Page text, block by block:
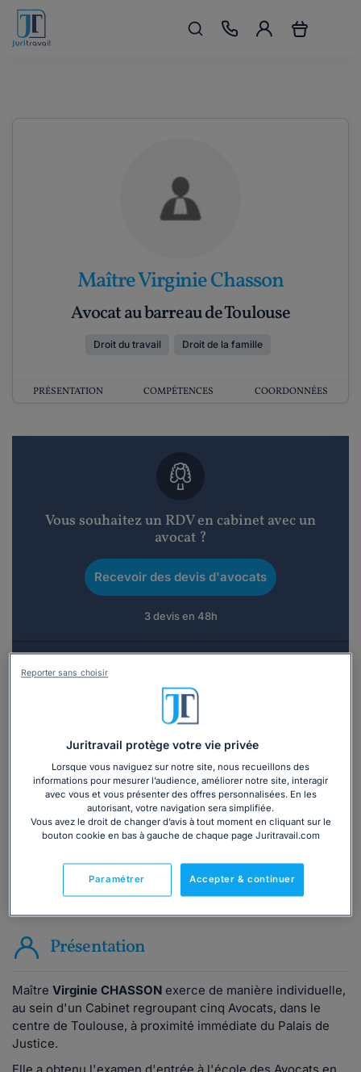
Maître Virginie Chasson
Avocat au barreau de Toulouse
Droit du travail Droit de la famille
PRÉSENTATION COMPÉTENCES COORDONNÉES
Vous souhaitez un RDV en cabinet avec un
avocat ?
Recevoir des devis d'avocats
3 devis en 48h
Vous souhaitez une consultation par
téléphone ?
Consulter immédiatement
ou appelez le01 75 75 42 33(8h à 21h du lundi au
vendredi)
Vous êtes avocat ?
Présentation
Maître Virginie CHASSON exerce de manière individuelle,
au sein d'un Cabinet regroupant cinq Avocats, dans le
centre de Toulouse, à proximité immédiate du Palais de
Justice.
Juritravail protège votre vie privée
Lorsque vous naviguez sur notre site, nous recueillons des
informations pour mesurer l’audience, améliorer notre site, interagir
avec vous et vous présenter des offres personnalisées. En les
autorisant, votre navigation sera simplifiée.
Vous avez le droit de changer d’avis à tout moment en cliquant sur le
bouton cookie en bas à gauche de chaque page Juritravail.com
Accepter & continuer
Paramétrer
Reporter sans choisir